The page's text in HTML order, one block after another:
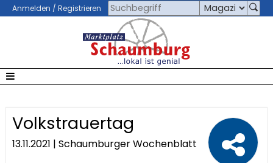
Anmelden / Registrieren
Volkstrauertag
13.11.2021 | Schaumburger Wochenblatt